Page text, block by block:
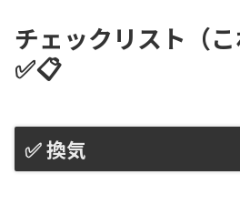
チェックリスト（こ
✅📋
✅ 換気